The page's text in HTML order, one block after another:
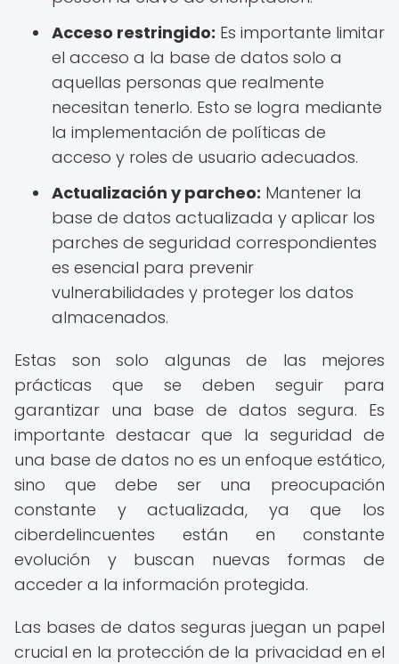
Acceso restringido: Es importante limitar
el acceso a la base de datos solo a
aquellas personas que realmente
necesitan tenerlo. Esto se logra mediante
la implementación de políticas de
acceso y roles de usuario adecuados.
Actualización y parcheo: Mantener la
base de datos actualizada y aplicar los
parches de seguridad correspondientes
es esencial para prevenir
vulnerabilidades y proteger los datos
almacenados.
Estas son solo algunas de las mejores
prácticas que se deben seguir para
garantizar una base de datos segura. Es
importante destacar que la seguridad de
una base de datos no es un enfoque estático,
sino que debe ser una preocupación
constante y actualizada, ya que los
ciberdelincuentes están en constante
evolución y buscan nuevas formas de
acceder a la información protegida.
Las bases de datos seguras juegan un papel
crucial en la protección de la privacidad en el